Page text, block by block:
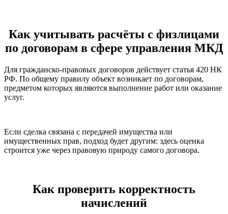
Как учитывать расчёты с физлицами
по договорам в сфере управления МКД
Для гражданско-правовых договоров действует статья 420 НК
РФ. По общему правилу объект возникает по договорам,
предметом которых являются выполнение работ или оказание
услуг.
Если сделка связана с передачей имущества или
имущественных прав, подход будет другим: здесь оценка
строится уже через правовую природу самого договора.
Как проверить корректность
начислений